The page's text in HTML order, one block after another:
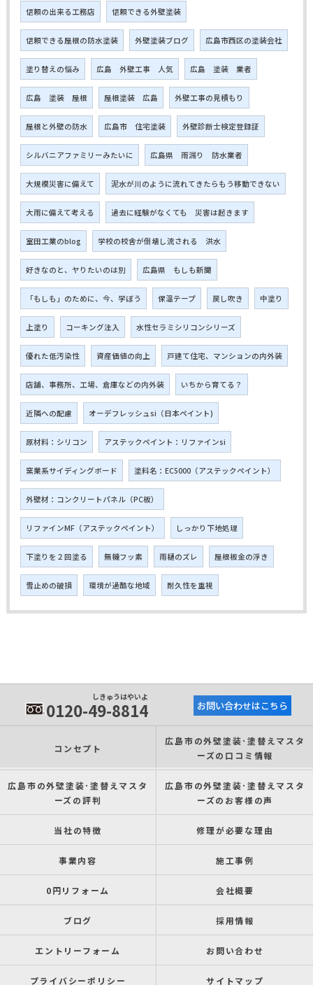
信頼の出来る工務店 信頼できる外壁塗装
信頼できる屋根の防水塗装 外壁塗装ブログ 広島市西区の塗装会社
塗り替えの悩み 広島 外壁工事 人気 広島 塗装 業者
広島 塗装 屋根 屋根塗装 広島 外壁工事の見積もり
屋根と外壁の防水 広島市 住宅塗装 外壁診断士検定登録証
シルバニアファミリーみたいに 広島県 雨漏り 防水業者
大規模災害に備えて 泥水が川のように流れてきたらもう移動できない
大雨に備えて考える 過去に経験がなくても 災害は起きます
室田工業のblog 学校の校舎が倒壊し流される 洪水
好きなのと、ヤりたいのは別 広島県 もしも新聞
「もしも」のために、今、学ぼう 保温テープ 戻し吹き 中塗り
上塗り コーキング注入 水性セラミシリコンシリーズ
優れた低汚染性 資産価値の向上 戸建て住宅、マンションの内外装
店舗、事務所、工場、倉庫などの内外装 いちから育てる？
近隣への配慮 オーデフレッシュsi（日本ペイント)
原材料：シリコン アステックペイント：リファインsi
窯業系サイディングボード 塗料名：EC5000（アステックペイント）
外壁材：コンクリートパネル（PC板）
リファインMF（アステックペイント） しっかり下地処理
下塗りを２回塗る 無機フッ素 雨樋のズレ 屋根板金の浮き
雪止めの破損 環境が過酷な地域 耐久性を重視
しきゅうはやいよ
0120-49-8814 お問い合わせはこちら
コンセプト
広島市の外壁塗装･塗替えマスタ
ーズの口コミ情報
広島市の外壁塗装･塗替えマスタ
ーズの評判
広島市の外壁塗装･塗替えマスタ
ーズのお客様の声
当社の特徴 修理が必要な理由
事業内容 施工事例
0円リフォーム 会社概要
ブログ 採用情報
エントリーフォーム お問い合わせ
プライバシーポリシー サイトマップ